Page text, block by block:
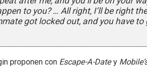
to you? … All right, I’ll be right
got locked out, and you have
proponen con Escape-A-Datey